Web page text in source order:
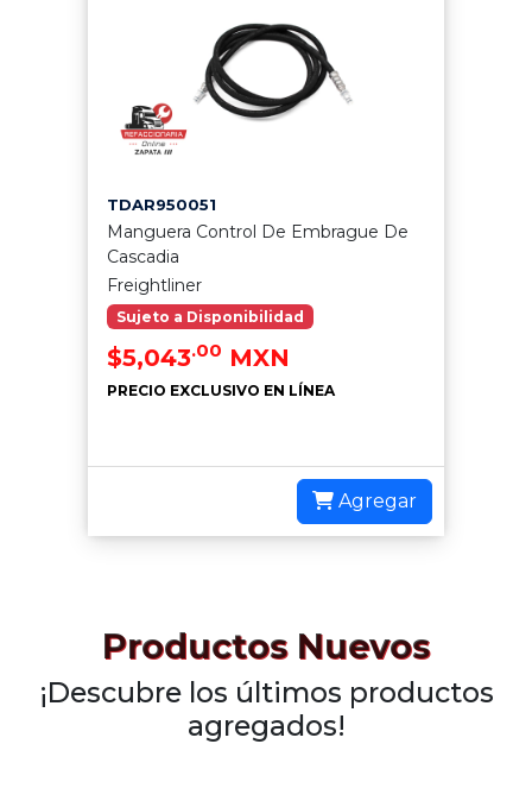
TDAR950051
Manguera Control De Embrague De
Cascadia
Freightliner
Sujeto a Disponibilidad
$5,043.00 MXN
PRECIO EXCLUSIVO EN LÍNEA
Agregar
Productos Nuevos
¡Descubre los últimos productos
agregados!